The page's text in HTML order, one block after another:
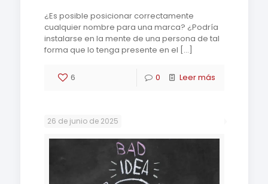
¿Es posible posicionar correctamente
cualquier nombre para una marca? ¿Podría
instalarse en la mente de una persona de tal
forma que lo tenga presente en el […]
6 0 Leer más
26 de junio de 2025